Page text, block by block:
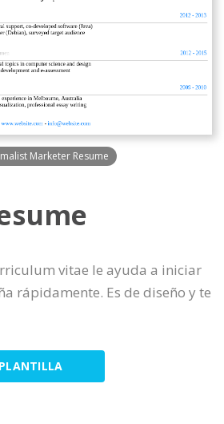
Marketer Resume
vitae le ayuda a iniciar
rápidamente. Es de diseño y te